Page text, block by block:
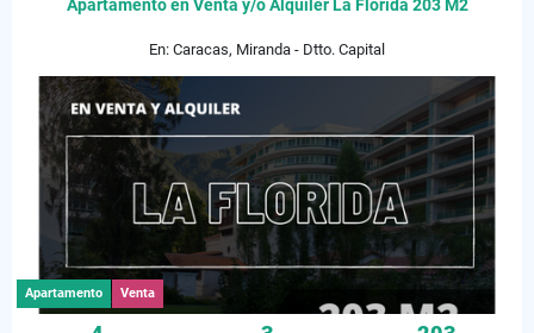
Apartamento en Venta y/o Alquiler La Florida 203 M2
En: Caracas, Miranda - Dtto. Capital
Apartamento Venta